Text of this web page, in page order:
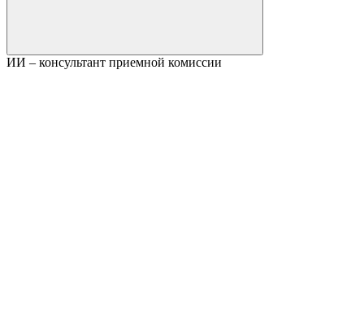
ИИ – консультант приемной комиссии